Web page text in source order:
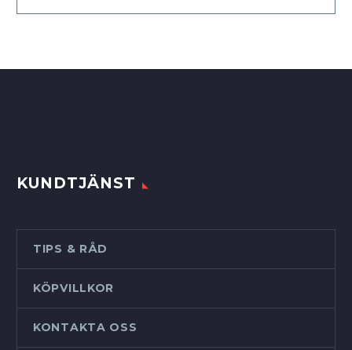
KUNDTJÄNST
TIPS & RÅD
KÖPVILLKOR
KONTAKTA OSS